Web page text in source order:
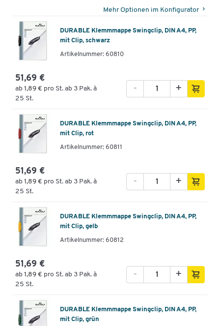
Mehr Optionen im Konfigurator
DURABLE Klemmmappe Swingclip, DIN A4, PP,
mit Clip, schwarz
Artikelnummer: 60810
51,69 €
ab 1,89 € pro St. ab 3 Pak. à
25 St.
+
-
DURABLE Klemmmappe Swingclip, DIN A4, PP,
mit Clip, rot
Artikelnummer: 60811
51,69 €
ab 1,89 € pro St. ab 3 Pak. à
25 St.
+
-
DURABLE Klemmmappe Swingclip, DIN A4, PP,
mit Clip, gelb
Artikelnummer: 60812
51,69 €
ab 1,89 € pro St. ab 3 Pak. à
25 St.
+
-
DURABLE Klemmmappe Swingclip, DIN A4, PP,
mit Clip, grün